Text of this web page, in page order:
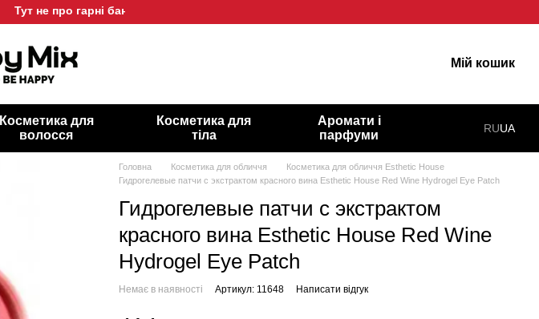
Тут не про гарні баночки, а про гарну шкіру!
Мій кошик
Косметика для
волосся
Косметика для
тіла
Аромати і
парфуми
RUUA
Головна Косметика для обличчя
Косметика для обличчя Esthetic House
Гидрогелевые патчи с экстрактом красного вина Esthetic House Red Wine Hydrogel Eye Patch
Гидрогелевые патчи с экстрактом
красного вина Esthetic House Red Wine
Hydrogel Eye Patch
Немає в наявності Артикул: 11648 Написати відгук